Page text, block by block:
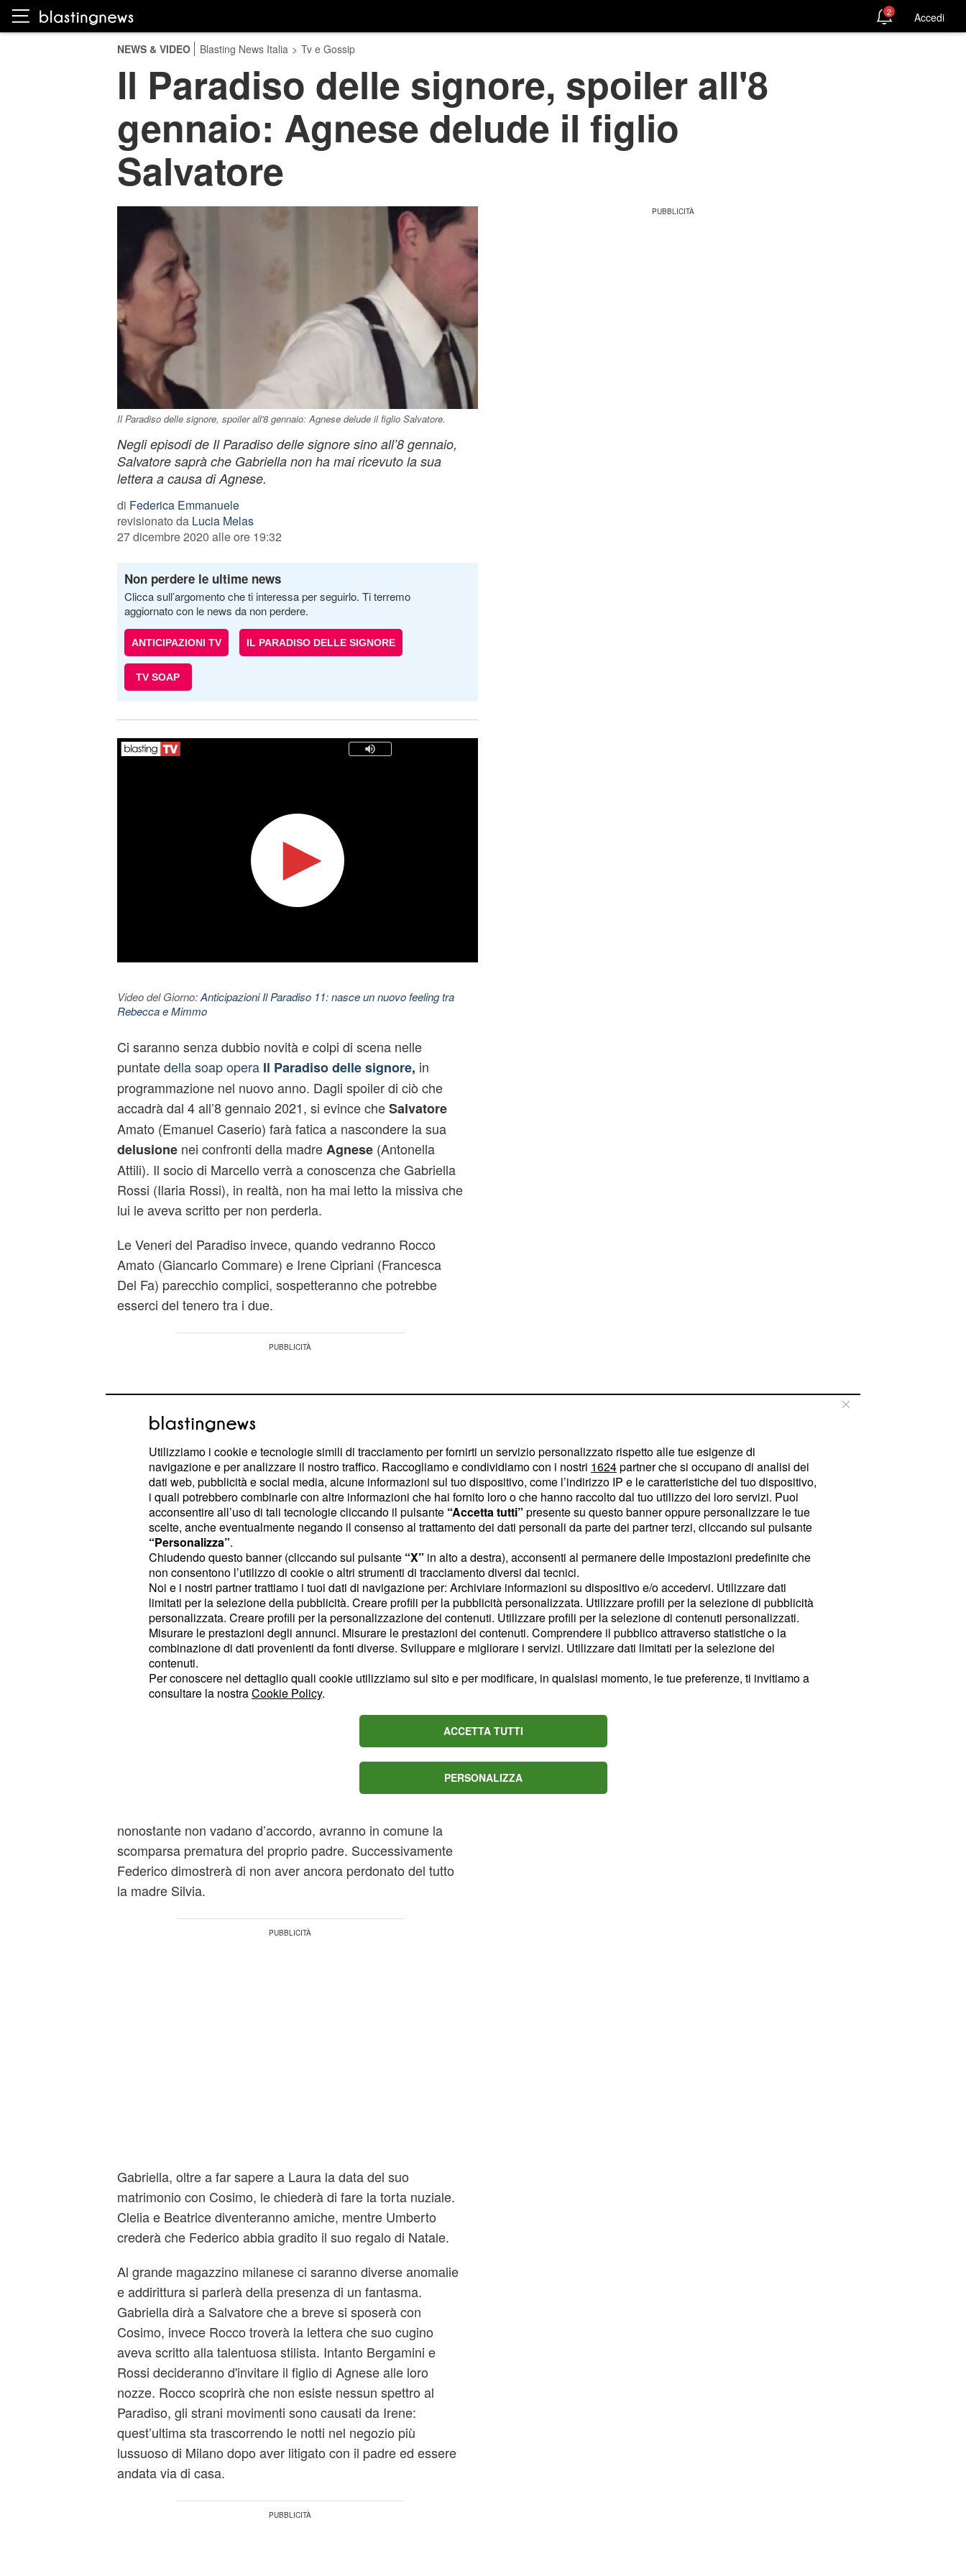
2 Accedi
NEWS & VIDEO Blasting News Italia > Tv e Gossip
Il Paradiso delle signore, spoiler all'8
gennaio: Agnese delude il figlio
Salvatore
Il Paradiso delle signore, spoiler all'8 gennaio: Agnese delude il figlio Salvatore.
Negli episodi de Il Paradiso delle signore sino all’8 gennaio,
Salvatore saprà che Gabriella non ha mai ricevuto la sua
lettera a causa di Agnese.
di Federica Emmanuele
revisionato da Lucia Melas
27 dicembre 2020 alle ore 19:32
Non perdere le ultime news
Clicca sull’argomento che ti interessa per seguirlo. Ti terremo
aggiornato con le news da non perdere.
ANTICIPAZIONI TV IL PARADISO DELLE SIGNORE
TV SOAP
Video del Giorno:Anticipazioni Il Paradiso 11: nasce un nuovo feeling tra
Rebecca e Mimmo
Ci saranno senza dubbio novità e colpi di scena nelle
puntatedella soap opera Il Paradiso delle signore, in
programmazione nel nuovo anno. Dagli spoiler di ciò che
accadrà dal 4 all’8 gennaio 2021, si evince cheSalvatore
Amato (Emanuel Caserio) farà fatica a nascondere la sua
delusionenei confronti della madreAgnese(Antonella
Attili). Il socio di Marcello verrà a conoscenza che Gabriella
Rossi (Ilaria Rossi), in realtà, non ha mai letto la missiva che
lui le aveva scritto per non perderla.
Le Veneri del Paradiso invece, quando vedranno Rocco
Amato (Giancarlo Commare) e Irene Cipriani (Francesca
Del Fa) parecchio complici, sospetteranno che potrebbe
esserci del tenero tra i due.
Il Paradiso delle signore, trame
all’8/01: Adelaide sempre più
infastidita da Beatrice
Nel corso degli episodi in onda su Rai 1 dal 4 all’8 gennaio
2021, Federico farà sapere a Luciano di voler traslocare per
Vittorio
, avrà un confronto faccia a
faccia con quest’ultima. Intanto al Paradiso ci saranno
ancora i preparativi per l’Epifania e Carletto e Serena
nonostante non vadano d’accordo, avranno in comune la
scomparsa prematura del proprio padre. Successivamente
Federico dimostrerà di non aver ancora perdonato del tutto
la madre Silvia.
Gabriella, oltre a far sapere a Laura la data del suo
matrimonio con Cosimo, le chiederà di fare la torta nuziale.
Clelia e Beatrice diventeranno amiche, mentre Umberto
crederà che Federico abbia gradito il suo regalo di Natale.
Al grande magazzino milanese ci saranno diverse anomalie
e addirittura si parlerà della presenza di un fantasma.
Gabriella dirà a Salvatore che a breve si sposerà con
Cosimo, invece Rocco troverà la lettera che suo cugino
aveva scritto alla talentuosa stilista. Intanto Bergamini e
Rossi decideranno d'invitare il figlio di Agnese alle loro
nozze. Rocco scoprirà che non esiste nessun spettro al
Paradiso, gli strani movimenti sono causati da Irene:
quest’ultima sta trascorrendo le notti nel negozio più
lussuoso di Milano dopo aver litigato con il padre ed essere
andata via di casa.
Utilizziamo i cookie e tecnologie simili di tracciamento per fornirti un servizio personalizzato rispetto alle tue esigenze di
navigazione e per analizzare il nostro traffico. Raccogliamo e condividiamo con i nostri 1624partner che si occupano di analisi dei
dati web, pubblicità e social media, alcune informazioni sul tuo dispositivo, come l’indirizzo IP e le caratteristiche del tuo dispositivo,
i quali potrebbero combinarle con altre informazioni che hai fornito loro o che hanno raccolto dal tuo utilizzo dei loro servizi. Puoi
acconsentire all’uso di tali tecnologie cliccando il pulsante “Accetta tutti” presente su questo banner oppure personalizzare le tue
scelte, anche eventualmente negando il consenso al trattamento dei dati personali da parte dei partner terzi, cliccando sul pulsante
“Personalizza”.
Chiudendo questo banner (cliccando sul pulsante “X” in alto a destra), acconsenti al permanere delle impostazioni predefinite che
non consentono l’utilizzo di cookie o altri strumenti di tracciamento diversi dai tecnici.
Noi e i nostri partner trattiamo i tuoi dati di navigazione per: Archiviare informazioni su dispositivo e/o accedervi. Utilizzare dati
limitati per la selezione della pubblicità. Creare profili per la pubblicità personalizzata. Utilizzare profili per la selezione di pubblicità
personalizzata. Creare profili per la personalizzazione dei contenuti. Utilizzare profili per la selezione di contenuti personalizzati.
Misurare le prestazioni degli annunci. Misurare le prestazioni dei contenuti. Comprendere il pubblico attraverso statistiche o la
combinazione di dati provenienti da fonti diverse. Sviluppare e migliorare i servizi. Utilizzare dati limitati per la selezione dei
contenuti.
Per conoscere nel dettaglio quali cookie utilizziamo sul sito e per modificare, in qualsiasi momento, le tue preferenze, ti invitiamo a
consultare la nostraCookie Policy.
ACCETTA TUTTI
PERSONALIZZA